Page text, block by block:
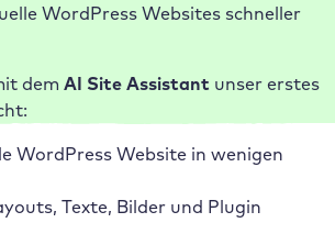
WordPress Websites schneller
dem AI Site Assistant unser erstes
WordPress Website in wenigen
Texte, Bilder und Plugin